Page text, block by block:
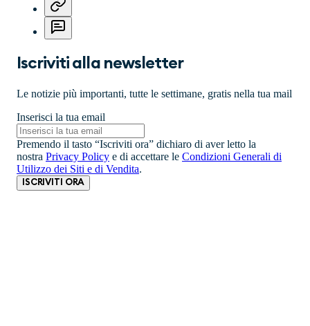
Iscriviti alla newsletter
Le notizie più importanti, tutte le settimane, gratis nella tua mail
Inserisci la tua email
Premendo il tasto “Iscriviti ora” dichiaro di aver letto la
nostra Privacy Policy e di accettare le Condizioni Generali di
Utilizzo dei Siti e di Vendita.
ISCRIVITI ORA